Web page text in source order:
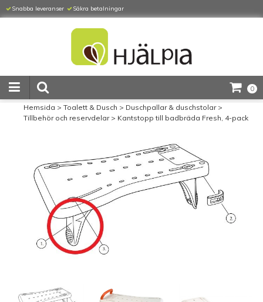
Snabba leveranser Säkra betalningar
0
Hemsida > Toalett & Dusch > Duschpallar & duschstolar>
Tillbehör och reservdelar> Kantstopp till badbräda Fresh, 4-pack